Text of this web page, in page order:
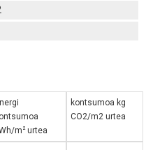
m 2urtea
kontsumoa kg
CO2/m2 urtea